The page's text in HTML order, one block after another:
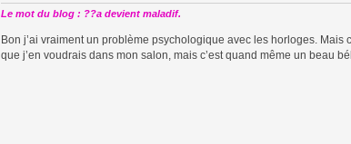
Le mot du blog : ??a devient maladif.
Bon j’ai vraiment un problème psychologique avec les horloges. Mais
que j’en voudrais dans mon salon, mais c’est quand même un beau